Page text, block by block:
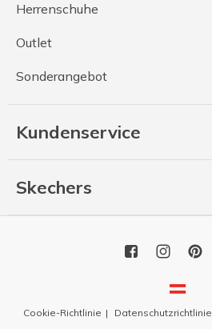
Herrenschuhe
Outlet
Sonderangebot
Kundenservice
Skechers
Cookie-Richtlinie Datenschutzrichtlinie